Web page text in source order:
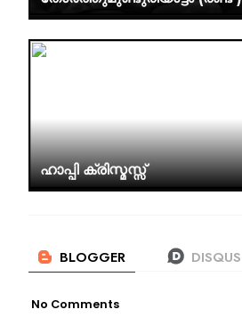
ഹാപ്പി ക്രിസ്മസ്സ്
No Comments